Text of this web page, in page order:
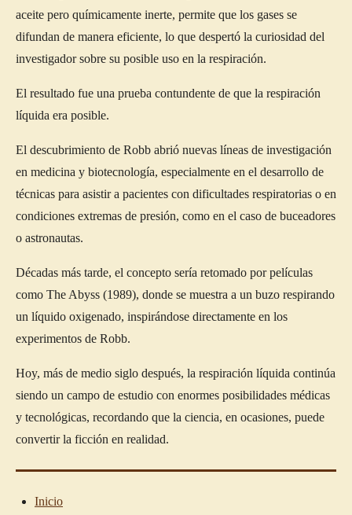
aceite pero químicamente inerte, permite que los gases se
difundan de manera eficiente, lo que despertó la curiosidad del
investigador sobre su posible uso en la respiración.
El resultado fue una prueba contundente de que la respiración
líquida era posible.
El descubrimiento de Robb abrió nuevas líneas de investigación
en medicina y biotecnología, especialmente en el desarrollo de
técnicas para asistir a pacientes con dificultades respiratorias o en
condiciones extremas de presión, como en el caso de buceadores
o astronautas.
Décadas más tarde, el concepto sería retomado por películas
como The Abyss (1989), donde se muestra a un buzo respirando
un líquido oxigenado, inspirándose directamente en los
experimentos de Robb.
Hoy, más de medio siglo después, la respiración líquida continúa
siendo un campo de estudio con enormes posibilidades médicas
y tecnológicas, recordando que la ciencia, en ocasiones, puede
convertir la ficción en realidad.
Inicio